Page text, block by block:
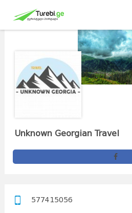
Unknown Georgian Travel
577415056